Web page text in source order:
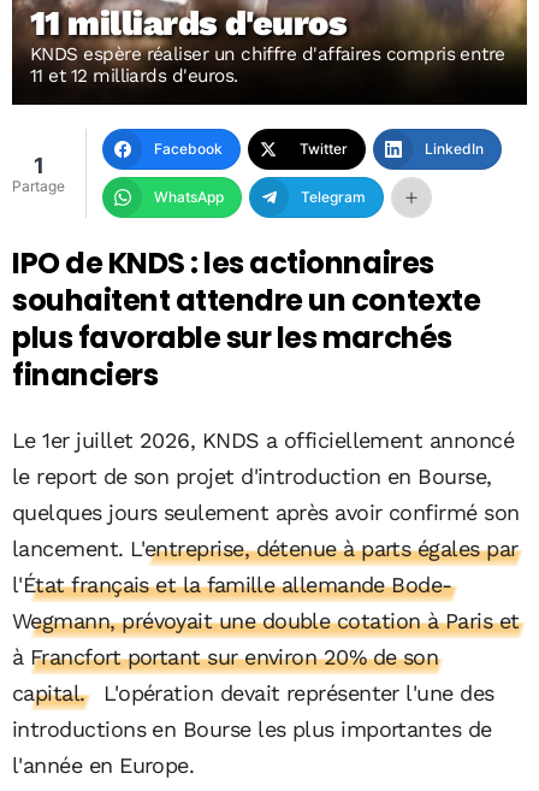
11 milliards d'euros
KNDS espère réaliser un chiffre d'affaires compris entre
11 et 12 milliards d'euros.
1
Partage
Facebook Twitter LinkedIn
WhatsApp Telegram
IPO de KNDS : les actionnaires
souhaitent attendre un contexte
plus favorable sur les marchés
financiers
Le 1er juillet 2026, KNDS a officiellement annoncé
le report de son projet d'introduction en Bourse,
quelques jours seulement après avoir confirmé son
lancement. L'entreprise, détenue à parts égales par
l'État français et la famille allemande Bode-
Wegmann, prévoyait une double cotation à Paris et
à Francfort portant sur environ 20% de son
capital.
L'opération devait représenter l'une des
introductions en Bourse les plus importantes de
l'année en Europe.